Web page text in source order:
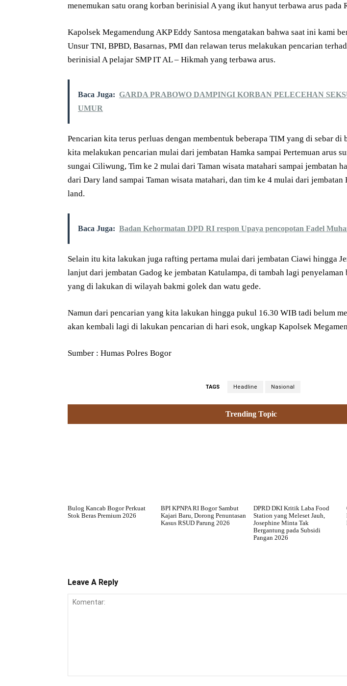
menemukan satu orang korban berinisial A yang ikut hanyut terbawa arus pada
Kapolsek Megamendung AKP Eddy Santosa mengatakan bahwa saat ini kami
Unsur TNI, BPBD, Basarnas, PMI dan relawan terus melakukan pencarian
berinisial A pelajar SMP IT AL – Hikmah yang terbawa arus.
Baca Juga: GARDA PRABOWO DAMPINGI KORBAN PELECEHAN
UMUR
Pencarian kita terus perluas dengan membentuk beberapa TIM yang di sebar
kita melakukan pencarian mulai dari jembatan Hamka sampai Pertemuan arus
sungai Ciliwung, Tim ke 2 mulai dari Taman wisata matahari sampai jembatan
dari Dary land sampai Taman wisata matahari, dan tim ke 4 mulai dari jembatan
land.
Baca Juga: Badan Kehormatan DPD RI respon Upaya pencopotan Fadel
Selain itu kita lakukan juga rafting pertama mulai dari jembatan Ciawi hingga
lanjut dari jembatan Gadog ke jembatan Katulampa, di tambah lagi
yang di lakukan di wilayah bakmi golek dan watu gede.
Namun dari pencarian yang kita lakukan hingga pukul 16.30 WIB tadi belum
akan kembali lagi di lakukan pencarian di hari esok, ungkap Kapolsek
Sumber : Humas Polres Bogor
TAGS Headline Nasional
Trending Topic
Bulog Kancab Bogor Perkuat
Stok Beras Premium 2026
BPI KPNPA RI Bogor Sambut
Kajari Baru, Dorong Penuntasan
Kasus RSUD Parung 2026
DPRD DKI Kritik Laba Food
Station yang Meleset Jauh,
Josephine Minta Tak
Bergantung pada Subsidi
Pangan 2026
Leave A Reply